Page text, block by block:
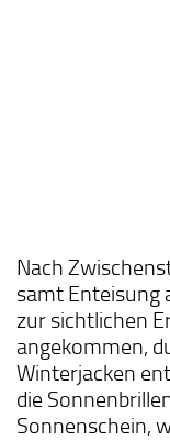
Nach
samt Enteisung
zur sichtlichen
angekommen,
Winterjacken
die
Sonnenschein,